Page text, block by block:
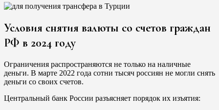
Условия снятия валюты со счетов граждан
РФ в 2024 году
Ограничения распространяются не только на наличные
деньги. В марте 2022 года сотни тысяч россиян не могли снять
деньги со своих счетов.
Центральный банк России разъясняет порядок их изъятия: